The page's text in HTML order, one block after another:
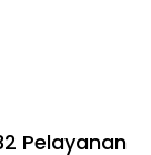
Pelayanan